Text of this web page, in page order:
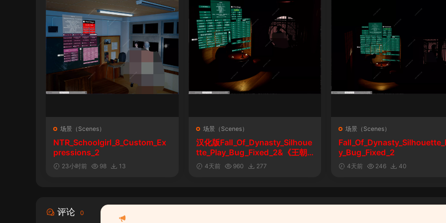
场景（Scenes）
NTR_Schoolgirl_8_Custom_Ex
pressions_2
23小时前 98 13
场景（Scenes）
汉化版Fall_Of_Dynasty_Silhoue
tte_Play_Bug_Fixed_2&《王朝
陨落》剪影玩法修复版
4天前 960 277
场景（Scenes）
y_Bug_Fixed_2
4天前 246 40
评论 0